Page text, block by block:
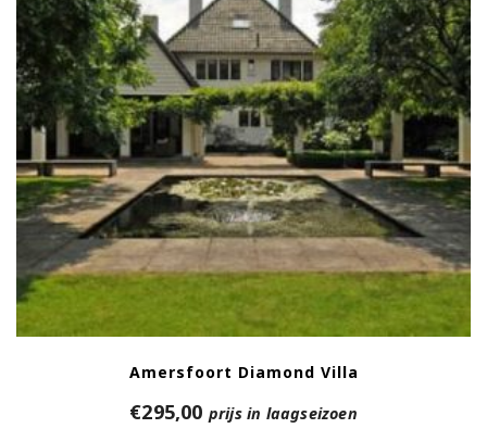
Amersfoort Diamond Villa
€295,00 prijs in laagseizoen